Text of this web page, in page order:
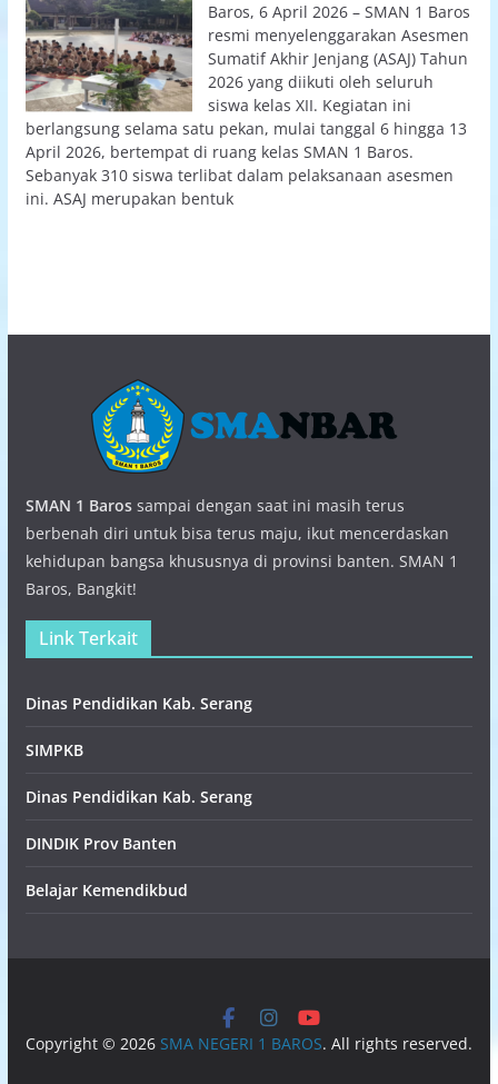
Baros, 6 April 2026 – SMAN 1 Baros
resmi menyelenggarakan Asesmen
Sumatif Akhir Jenjang (ASAJ) Tahun
2026 yang diikuti oleh seluruh
siswa kelas XII. Kegiatan ini
berlangsung selama satu pekan, mulai tanggal 6 hingga 13
April 2026, bertempat di ruang kelas SMAN 1 Baros.
Sebanyak 310 siswa terlibat dalam pelaksanaan asesmen
ini. ASAJ merupakan bentuk
SMAN 1 Barossampai dengan saat ini masih terus
berbenah diri untuk bisa terus maju, ikut mencerdaskan
kehidupan bangsa khususnya di provinsi banten. SMAN 1
Baros, Bangkit!
Link Terkait
Dinas Pendidikan Kab. Serang
SIMPKB
Dinas Pendidikan Kab. Serang
DINDIK Prov Banten
Belajar Kemendikbud
Copyright © 2026 SMA NEGERI 1 BAROS. All rights reserved.